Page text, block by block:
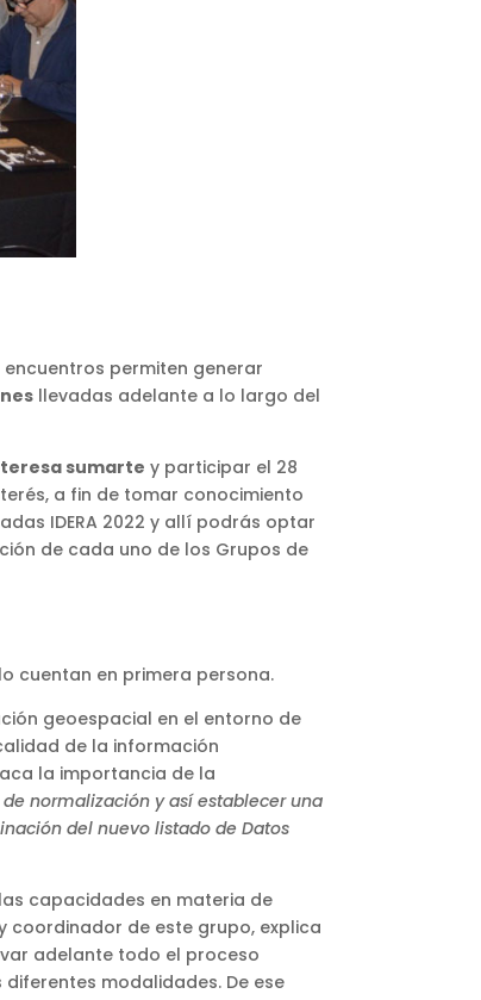
permiten generar
llevadas adelante a lo largo del
sumarte y participar el 28
a fin de tomar conocimiento
IDERA 2022 y allí podrás optar
de cada uno de los Grupos de
cuentan en primera persona.
geoespacial en el entorno de
de la información
la importancia de la
normalización y así establecer una
del nuevo listado de Datos
capacidades en materia de
coordinador de este grupo, explica
adelante todo el proceso
modalidades. De ese